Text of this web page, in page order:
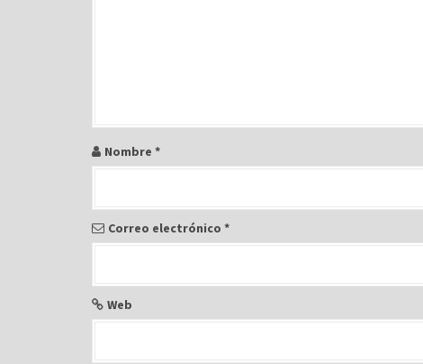
r
a
a
s
Nombre *
Correo electrónico *
Web